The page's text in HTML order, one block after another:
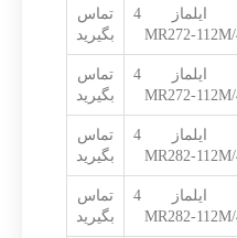
گیربکس هلیکال ایلماز 4
تماس
بگیرید
گیربکس هلیکال ایلماز 4
تماس
بگیرید
گیربکس هلیکال ایلماز 4
تماس
بگیرید
گیربکس هلیکال ایلماز 4
تماس
بگیرید